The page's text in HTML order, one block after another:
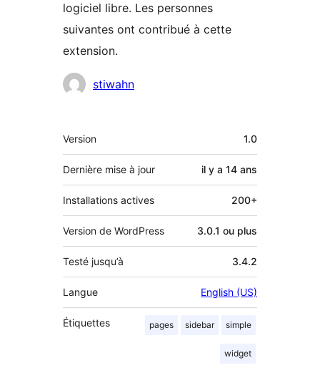
logiciel libre. Les personnes
suivantes ont contribué à cette
extension.
Contributeurs
stiwahn
Méta
Version 1.0
Dernière mise à jour il y a 14 ans
Installations actives 200+
Version de WordPress 3.0.1 ou plus
Testé jusqu’à 3.4.2
Langue English (US)
Étiquettes pages sidebar simple
widget